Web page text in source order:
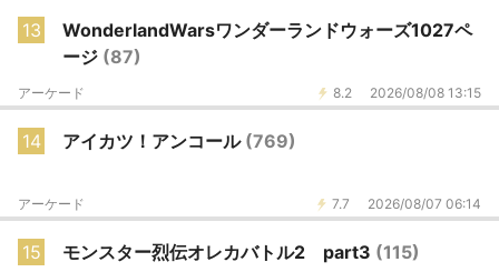
13
WonderlandWarsワンダーランドウォーズ1027ペ
ージ (87)
8.2 2026/08/08 13:15
アーケード
14 アイカツ！アンコール (769)
7.7 2026/08/07 06:14
アーケード
15 モンスター烈伝オレカバトル2 part3 (115)